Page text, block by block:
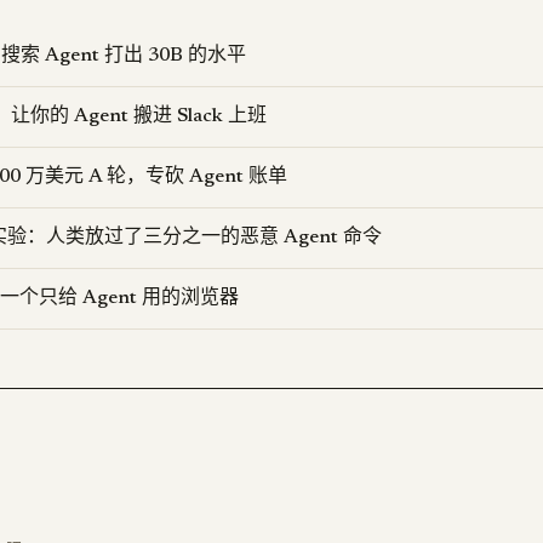
索 Agent 打出 30B 的水平
让你的 Agent 搬进 Slack 上班
万美元 A 轮，专砍 Agent 账单
验：人类放过了三分之一的恶意 Agent 命令
个只给 Agent 用的浏览器